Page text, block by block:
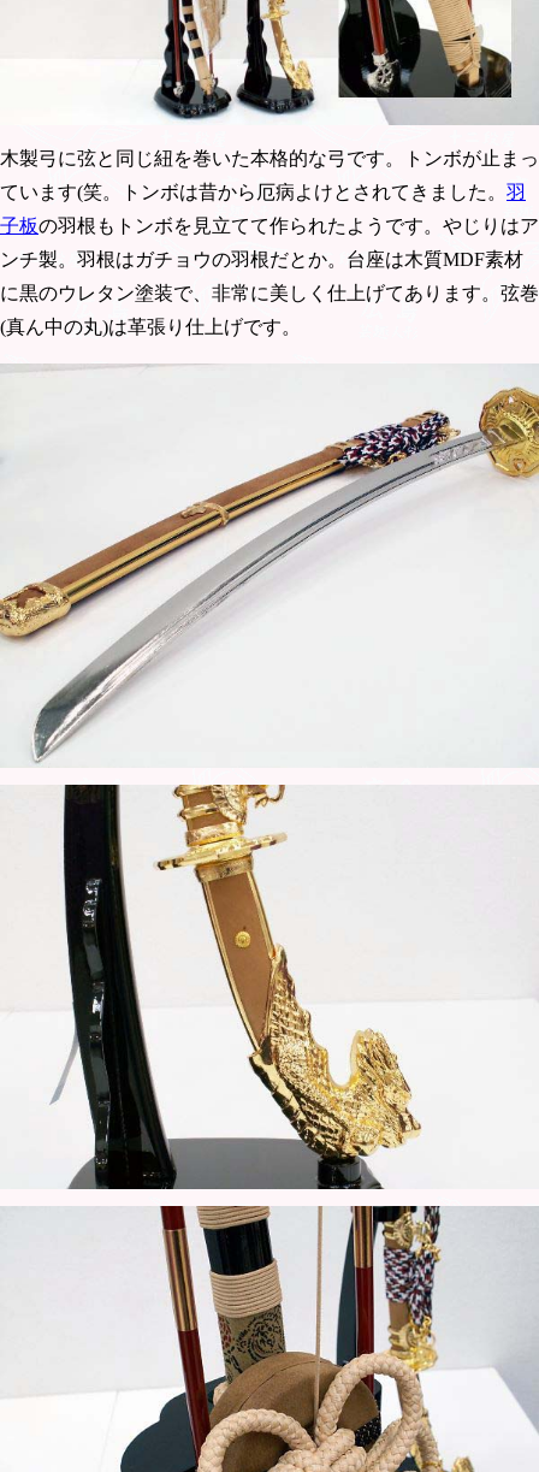
木製弓に弦と同じ紐を巻いた本格的な弓です。トンボが止まっ
ています(笑。トンボは昔から厄病よけとされてきました。 羽
子板の羽根もトンボを見立てて作られたようです。やじりはア
ンチ製。羽根はガチョウの羽根だとか。台座は木質MDF素材
に黒のウレタン塗装で、非常に美しく仕上げてあります。弦巻
(真ん中の丸)は革張り仕上げです。